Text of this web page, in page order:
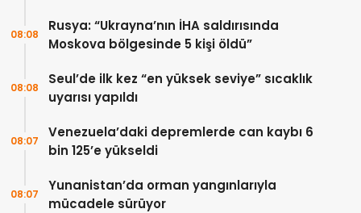
Rusya: “Ukrayna’nın İHA saldırısında
Moskova bölgesinde 5 kişi öldü”
08:08
Seul’de ilk kez “en yüksek seviye” sıcaklık
uyarısı yapıldı
08:08
Venezuela’daki depremlerde can kaybı 6
bin 125’e yükseldi
08:07
Yunanistan’da orman yangınlarıyla
mücadele sürüyor
08:07